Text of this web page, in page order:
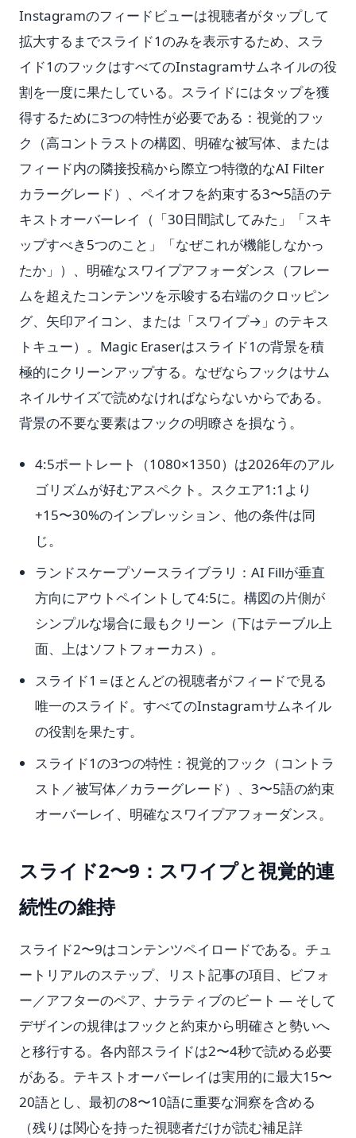
Instagramのフィードビューは視聴者がタップして
拡大するまでスライド1のみを表示するため、スラ
イド1のフックはすべてのInstagramサムネイルの役
割を一度に果たしている。スライドにはタップを獲
得するために3つの特性が必要である：視覚的フッ
ク（高コントラストの構図、明確な被写体、または
フィード内の隣接投稿から際立つ特徴的なAI Filter
カラーグレード）、ペイオフを約束する3〜5語のテ
キストオーバーレイ（「30日間試してみた」「スキ
ップすべき5つのこと」「なぜこれが機能しなかっ
たか」）、明確なスワイプアフォーダンス（フレー
ムを超えたコンテンツを示唆する右端のクロッピン
グ、矢印アイコン、または「スワイプ→」のテキス
トキュー）。Magic Eraserはスライド1の背景を積
極的にクリーンアップする。なぜならフックはサム
ネイルサイズで読めなければならないからである。
背景の不要な要素はフックの明瞭さを損なう。
4:5ポートレート（1080×1350）は2026年のアル
ゴリズムが好むアスペクト。スクエア1:1より
+15〜30%のインプレッション、他の条件は同
じ。
ランドスケープソースライブラリ：AI Fillが垂直
方向にアウトペイントして4:5に。構図の片側が
シンプルな場合に最もクリーン（下はテーブル上
面、上はソフトフォーカス）。
スライド1＝ほとんどの視聴者がフィードで見る
唯一のスライド。すべてのInstagramサムネイル
の役割を果たす。
スライド1の3つの特性：視覚的フック（コントラ
スト／被写体／カラーグレード）、3〜5語の約束
オーバーレイ、明確なスワイプアフォーダンス。
スライド2〜9：スワイプと視覚的連
続性の維持
スライド2〜9はコンテンツペイロードである。チュ
ートリアルのステップ、リスト記事の項目、ビフォ
ー／アフターのペア、ナラティブのビート — そして
デザインの規律はフックと約束から明確さと勢いへ
と移行する。各内部スライドは2〜4秒で読める必要
がある。テキストオーバーレイは実用的に最大15〜
20語とし、最初の8〜10語に重要な洞察を含める
（残りは関心を持った視聴者だけが読む補足詳